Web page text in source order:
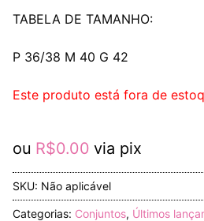
TABELA DE TAMANHO:
P 36/38 M 40 G 42
Este produto está fora de
ou R$0.00 via pix
SKU: Não aplicável
Categorias: Conjuntos, Últimos